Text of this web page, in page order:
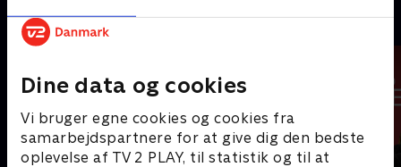
Dine data og cookies
Vi bruger egne cookies og cookies fra
samarbejdspartnere for at give dig den bedste
oplevelse af TV 2 PLAY, til statistik og til at
Andre så også